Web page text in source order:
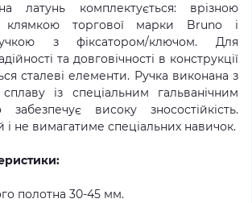
латунь комплектується: врізною
клямкою торгової марки Bruno і
з фіксатором/ключом. Для
та довговічності в конструкції
сталеві елементи. Ручка виконана з
із спеціальним гальванічним
високу зносостійкість.
не вимагатиме спеціальних навичок.
полотна 30-45 мм.